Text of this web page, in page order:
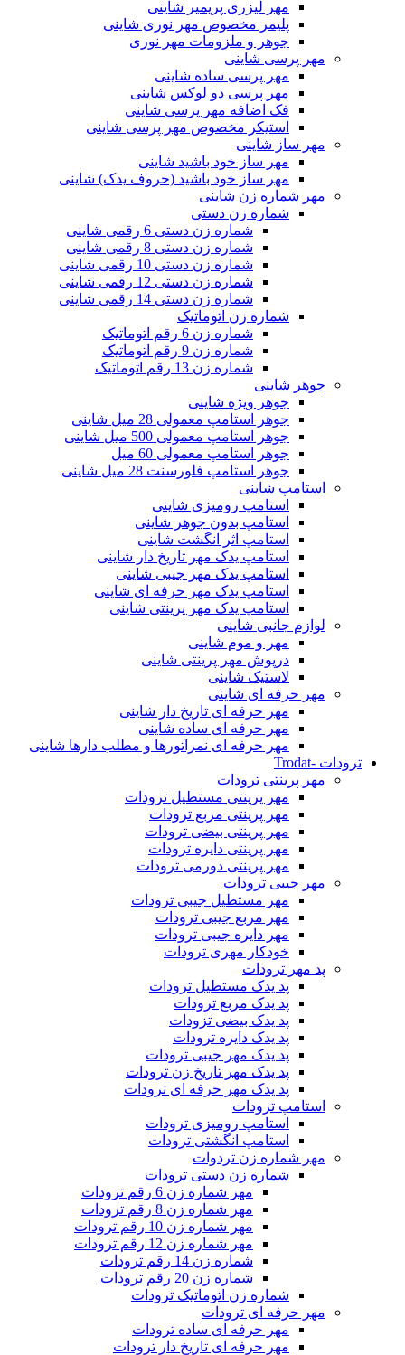
مهر لیزری پریمیر شاینی
پلیمر مخصوص مهر نوری شاینی
جوهر و ملزومات مهر نوری
مهر پرسی شاینی
مهر پرسی ساده شاینی
مهر پرسی دو لوکس شاینی
فک اضافه مهر پرسی شاینی
استیکر مخصوص مهر پرسی شاینی
مهر ساز شاینی
مهر ساز خود باشید شاینی
مهر ساز خود باشید (حروف یدک) شاینی
مهر شماره زن شاینی
شماره زن دستی
شماره زن دستی 6 رقمی شاینی
شماره زن دستی 8 رقمی شاینی
شماره زن دستی 10 رقمی شاینی
شماره زن دستی 12 رقمی شاینی
شماره زن دستی 14 رقمی شاینی
شماره زن اتوماتیک
شماره زن 6 رقم اتوماتیک
شماره زن 9 رقم اتوماتیک
شماره زن 13 رقم اتوماتیک
جوهر شاینی
جوهر ویژه شاینی
جوهر استامپ معمولی 28 میل شاینی
جوهر استامپ معمولی 500 میل شاینی
جوهر استامپ معمولی 60 میل
جوهر استامپ فلورسنت 28 میل شاینی
استامپ شاینی
استامپ رومیزی شاینی
استامپ بدون جوهر شاینی
استامپ اثر انگشت شاینی
استامپ یدک مهر تاریخ دار شاینی
استامپ یدک مهر جیبی شاینی
استامپ یدک مهر حرفه ای شاینی
استامپ یدک مهر پرینتی شاینی
لوازم جانبی شاینی
مهر و موم شاینی
درپوش مهر پرینتی شاینی
لاستیک شاینی
مهر حرفه ای شاینی
مهر حرفه ای تاریخ دار شاینی
مهر حرفه ای ساده شاینی
مهر حرفه ای نمراتورها و مطلب دارها شاینی
ترودات -Trodat
مهر پرینتی ترودات
مهر پرینتی مستطیل ترودات
مهر پرینتی مربع ترودات
مهر پرینتی بیضی ترودات
مهر پرینتی دایره ترودات
مهر پرینتی دورمی ترودات
مهر جیبی ترودات
مهر مستطیل جیبی ترودات
مهر مربع جیبی ترودات
مهر دایره جیبی ترودات
خودکار مهری ترودات
پد مهر ترودات
پد یدک مستطیل ترودات
پد یدک مربع ترودات
پد یدک بیضی تزودات
پد یدک دایره ترودات
پد یدک مهر جیبی ترودات
پد یدک مهر تاریخ زن ترودات
پد یدک مهر حرفه ای ترودات
استامپ ترودات
استامپ رومیزی ترودات
استامپ انگشتی ترودات
مهر شماره زن تردوات
شماره زن دستی ترودات
مهر شماره زن 6 رقم ترودات
مهر شماره زن 8 رقم ترودات
مهر شماره زن 10 رقم ترودات
مهر شماره زن 12 رقم ترودات
شماره زن 14 رقم ترودات
شماره زن 20 رقم ترودات
شماره زن اتوماتیک ترودات
مهر حرفه ای ترودات
مهر حرفه ای ساده ترودات
مهر حرفه ای تاریخ دار ترودات